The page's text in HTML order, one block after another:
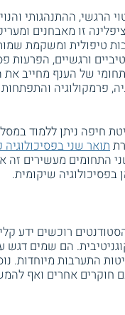
הרגשי, ההתנהגותי
זו מאבחנים
טיפולית ומשקמת
ורגשיים, הפרעות
של הענף מחייב
פרמקולוגיה
חיפה ניתן ללמוד
תואר שני בפסיכולוגיה
מעשירים זה
בפסיכולוגיה שיקומית.
רוכשים ידע
הם שמים דגש
התערבות מיוחדות.
חוקרים אחרים ואף